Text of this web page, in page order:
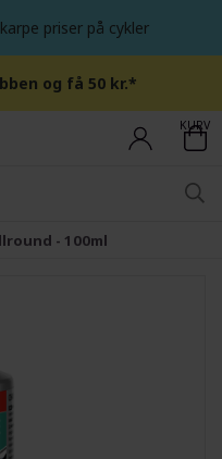
priser på cykler
og få 50 kr.*
KURV
- 100ml